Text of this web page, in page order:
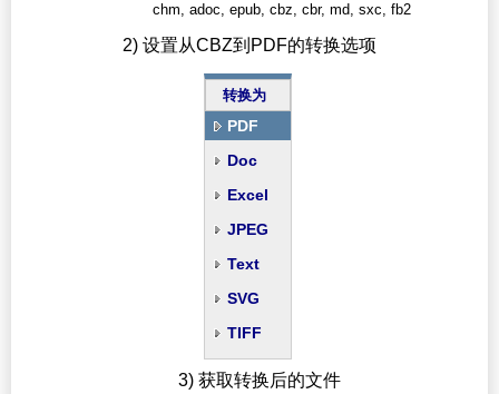
chm, adoc, epub, cbz, cbr, md, sxc, fb2
2) 设置从CBZ到PDF的转换选项
转换为
PDF
Doc
Excel
JPEG
Text
SVG
TIFF
3) 获取转换后的文件